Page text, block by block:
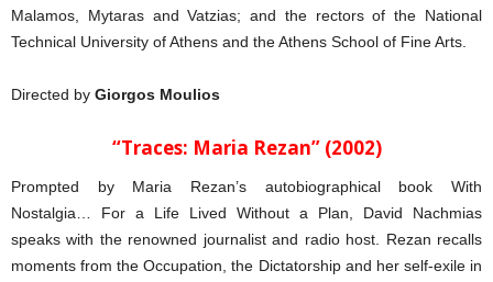
Malamos, Mytaras and Vatzias; and the rectors of the National
Technical University of Athens and the Athens School of Fine Arts.
Directed by Giorgos Moulios
“Traces: Maria Rezan” (2002)
Prompted by Maria Rezan’s autobiographical book With
Nostalgia… For a Life Lived Without a Plan, David Nachmias
speaks with the renowned journalist and radio host. Rezan recalls
moments from the Occupation, the Dictatorship and her self-exile in